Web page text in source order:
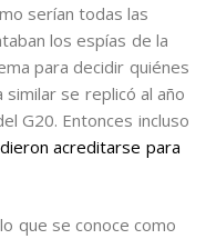
serían todas las
los espías de la
para decidir quiénes
se replicó al año
G20. Entonces incluso
acreditarse para
que se conoce como